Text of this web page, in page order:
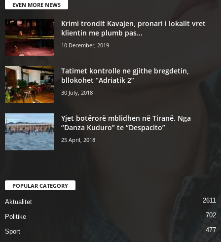
EVEN MORE NEWS
Krimi trondit Kavajen, pronari i lokalit vret
klientin me plumb pas...
10 December, 2019
Tatimet kontrolle ne gjithe bregdetin,
bllokohet “Adriatik 2”
30 July, 2018
Yjet botërorë mblidhen në Tiranë. Nga
“Danza Kuduro” te “Despacito”
25 April, 2018
POPULAR CATEGORY
Aktualitet 2611
Politike 702
Sport
477